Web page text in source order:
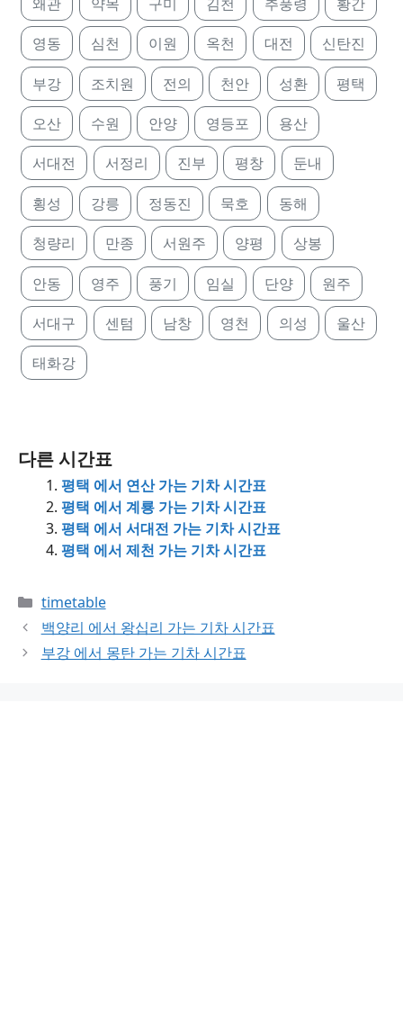
영동 심천 이원 옥천 대전 신탄진
부강 조치원 전의 천안 성환 평택
오산 수원 안양 영등포 용산
서대전 서정리 진부 평창 둔내
횡성 강릉 정동진 묵호 동해
청량리 만종 서원주 양평 상봉
안동 영주 풍기 임실 단양 원주
서대구 센텀 남창 영천 의성 울산
태화강
다른 시간표
평택 에서 연산 가는 기차 시간표
평택 에서 계룡 가는 기차 시간표
평택 에서 서대전 가는 기차 시간표
평택 에서 제천 가는 기차 시간표
Categories
timetable
백양리 에서 왕십리 가는 기차 시간표
부강 에서 몽탄 가는 기차 시간표